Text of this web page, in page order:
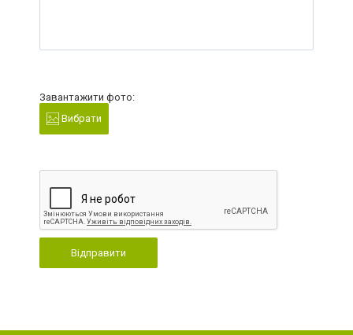
Завантажити фото:
Вибрати
Відправити